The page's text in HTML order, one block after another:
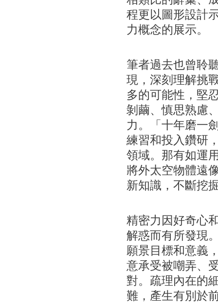
程更以圖形設計
力概念的展示。
筆者過去也曾聆
現，深刻理解挑
多的可能性，堅
剝繭、慎思熟慮
力。「十年磨一
練習和投入鑽研
領域。那有如運
將外太空物體遠
新知識，不斷挖
精密力因好奇心
解惑而有所發現
願景目標和意義
意承受被嘲弄、
對。疏理內在的
難，產生有別於